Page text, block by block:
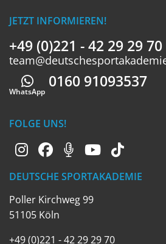
JETZT INFORMIEREN!
+49 (0)221 - 42 29 29 70
Whatsapp
WhatsApp
0160 91093537
FOLGE UNS!
DEUTSCHE SPORTAKADEMIE
Poller Kirchweg 99
51105 Köln
+49 (0)221 - 42 29 29 70